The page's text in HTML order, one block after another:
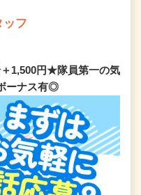
ッフ
1,500円★隊員第一の気
ーナス有◎